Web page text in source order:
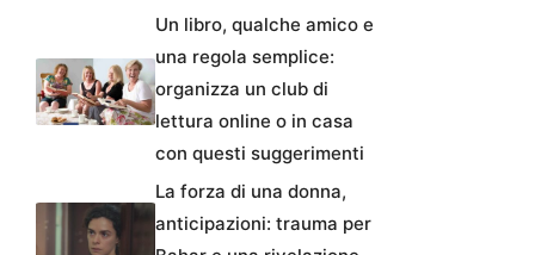
Un libro, qualche amico e
una regola semplice:
organizza un club di
lettura online o in casa
con questi suggerimenti
La forza di una donna,
anticipazioni: trauma per